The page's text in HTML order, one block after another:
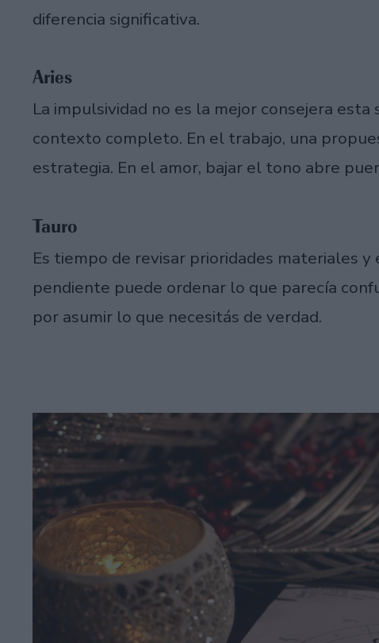
diferencia significativa.
Aries
La impulsividad no es la mejor consejera
contexto completo. En el trabajo, una
estrategia. En el amor, bajar el tono abre
Tauro
Es tiempo de revisar prioridades materiales y
pendiente puede ordenar lo que parecía
por asumir lo que necesitás de verdad.